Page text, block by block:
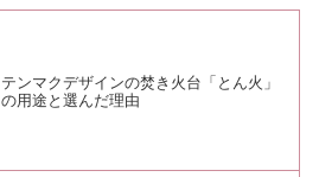
テンマクデザインの焚き火台「とん火」
の用途と選んだ理由